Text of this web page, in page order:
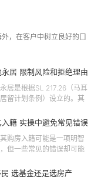
，在客户中树立良好的口
居 限制风险和拒绝理由
居是根据SL 217.26（马耳
留计划条例）设立的。其
法律公告，并随后根据2024
入籍 实操中避免常见错误
购房入籍可能是一项明智
但一些常见的错误却可能
投资者轻信营销宣传或不
选基金还是选房产